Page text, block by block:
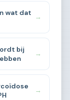
wat dat
→
bij
→
→